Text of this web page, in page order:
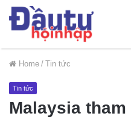
Home / Tin tức
Tin tức
Malaysia